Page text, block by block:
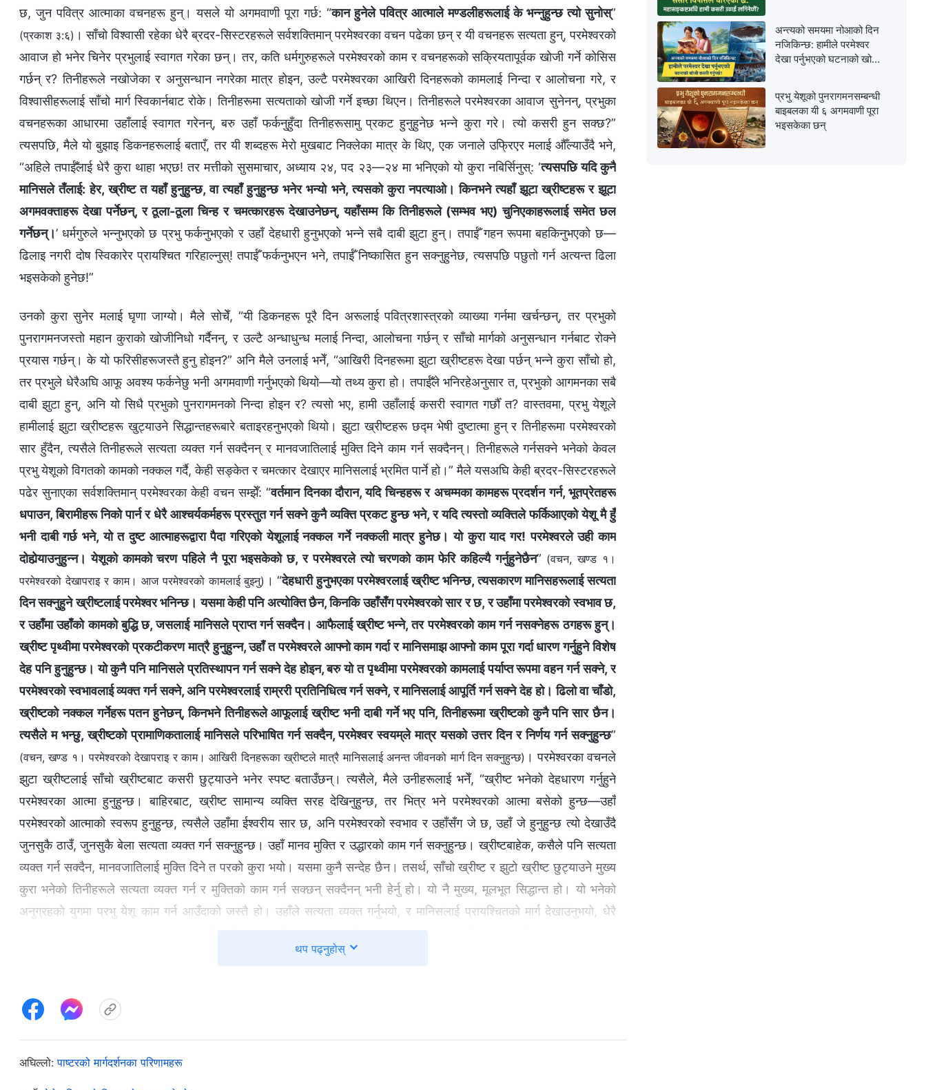
छ, जुन पवित्र आत्माका वचनहरू हुन्। यसले यो अगमवाणी पूरा गर्छ: “कान हुनेले पवित्र आत्माले मण्डलीहरूलाई के भन्‍नुहुन्छ त्यो सुनोस्”
(प्रकाश ३:६) । साँचो विश्‍वासी रहेका धेरै ब्रदर-सिस्टरहरूले सर्वशक्तिमान् परमेश्‍वरका वचन पढेका छन् र यी वचनहरू सत्यता हुन्, परमेश्‍वरको
आवाज हो भनेर चिनेर प्रभुलाई स्वागत गरेका छन्। तर, कति धर्मगुरुहरूले परमेश्‍वरको काम र वचनहरूको सक्रियतापूर्वक खोजी गर्ने कोसिस
गर्छन् र? तिनीहरूले नखोजेका र अनुसन्धान नगरेका मात्र होइन, उल्टै परमेश्‍वरका आखिरी दिनहरूको कामलाई निन्दा र आलोचना गरे, र
विश्‍वासीहरूलाई साँचो मार्ग स्विकार्नबाट रोके। तिनीहरूमा सत्यताको खोजी गर्ने इच्छा थिएन। तिनीहरूले परमेश्‍वरका आवाज सुनेनन्, प्रभुका
वचनहरूका आधारमा उहाँलाई स्वागत गरेनन्, बरु उहाँ फर्कनुहुँदा तिनीहरूसामु प्रकट हुनुहुनेछ भन्‍ने कुरा गरे। त्यो कसरी हुन सक्छ?”
त्यसपछि, मैले यो बुझाइ डिकनहरूलाई बताएँ, तर यी शब्दहरू मेरो मुखबाट निक्लेका मात्र के थिए, एक जनाले उफ्रिएर मलाई औँल्याउँदै भने,
“अहिले तपाईँलाई धेरै कुरा थाहा भएछ! तर मत्तीको सुसमाचार, अध्याय २४, पद २३—२४ मा भनिएको यो कुरा नबिर्सिनुस्: ‘त्यसपछि यदि कुनै
मानिसले तँलाई: हेर, ख्रीष्ट त यहाँ हुनुहुन्छ, वा त्यहाँ हुनुहुन्छ भनेर भन्यो भने, त्यसको कुरा नपत्याओ। किनभने त्यहाँ झूटा ख्रीष्टहरू र झूटा
अगमवक्ताहरू देखा पर्नेछन्, र ठूला-ठूला चिन्ह र चमत्कारहरू देखाउनेछन्, यहाँसम्‍म कि तिनीहरूले (सम्भव भए) चुनिएकाहरूलाई समेत छल
गर्नेछन्।’ धर्मगुरुले भन्नुभएको छ प्रभु फर्कनुभएको र उहाँ देहधारी हुनुभएको भन्‍ने सबै दाबी झुटा हुन्। तपाईँ गहन रूपमा बहकिनुभएको छ—
ढिलाइ नगरी दोष स्विकारेर प्रायश्चित गरिहाल्नुस्! तपाईँ फर्कनुभएन भने, तपाईँ निष्कासित हुन सक्नुहुनेछ, त्यसपछि पछुतो गर्न अत्यन्त ढिला
भइसकेको हुनेछ!”
उनको कुरा सुनेर मलाई घृणा जाग्यो। मैले सोचेँ, “यी डिकनहरू पूरै दिन अरूलाई पवित्रशास्त्रको व्याख्या गर्नमा खर्चन्छन्, तर प्रभुको
पुनरागमनजस्तो महान कुराको खोजीनिधो गर्दैनन्, र उल्टै अन्धाधुन्ध मलाई निन्दा, आलोचना गर्छन् र साँचो मार्गको अनुसन्धान गर्नबाट रोक्ने
प्रयास गर्छन्। के यो फरिसीहरूजस्तै हुनु होइन?” अनि मैले उनलाई भनेँ, “आखिरी दिनहरूमा झुटा ख्रीष्टहरू देखा पर्छन् भन्‍ने कुरा साँचो हो,
तर प्रभुले धेरैअघि आफू अवश्य फर्कनेछु भनी अगमवाणी गर्नुभएको थियो—यो तथ्य कुरा हो। तपाईँले भनिरहेअनुसार त, प्रभुको आगमनका सबै
दाबी झुटा हुन्, अनि यो सिधै प्रभुको पुनरागमनको निन्दा होइन र? त्यसो भए, हामी उहाँलाई कसरी स्वागत गर्छौँ त? वास्तवमा, प्रभु येशूले
हामीलाई झुटा ख्रीष्टहरू खुट्याउने सिद्धान्तहरूबारे बताइरहनुभएको थियो। झुटा ख्रीष्टहरू छद्म भेषी दुष्टात्मा हुन् र तिनीहरूमा परमेश्‍वरको
सार हुँदैन, त्यसैले तिनीहरूले सत्यता व्यक्त गर्न सक्दैनन् र मानवजातिलाई मुक्ति दिने काम गर्न सक्दैनन्। तिनीहरूले गर्नसक्ने भनेको केवल
प्रभु येशूको विगतको कामको नक्कल गर्दै, केही सङ्केत र चमत्कार देखाएर मानिसलाई भ्रमित पार्ने हो।” मैले यसअघि केही ब्रदर-सिस्टरहरूले
पढेर सुनाएका सर्वशक्तिमान् परमेश्‍वरका केही वचन सम्झेँ: “वर्तमान दिनका दौरान, यदि चिन्‍हहरू र अचम्‍मका कामहरू प्रदर्शन गर्न, भूतप्रेतहरू
धपाउन, बिरामीहरू निको पार्न र धेरै आश्‍चर्यकर्महरू प्रस्तुत गर्न सक्‍ने कुनै व्यक्ति प्रकट हुन्छ भने, र यदि त्यस्तो व्यक्तिले फर्किआएको येशू मै हुँ
भनी दाबी गर्छ भने, यो त दुष्ट आत्माहरूद्वारा पैदा गरिएको येशूलाई नक्‍कल गर्ने नक्कली मात्र हुनेछ। यो कुरा याद गर! परमेश्‍वरले उही काम
दोहोर्‍याउनुहुन्‍न। येशूको कामको चरण पहिले नै पूरा भइसकेको छ, र परमेश्‍वरले त्यो चरणको काम फेरि कहिल्यै गर्नुहुनेछैन” (वचन, खण्ड १।
परमेश्‍वरको देखापराइ र काम। आज परमेश्‍वरको कामलाई बुझ्‍नु) । “देहधारी हुनुभएका परमेश्‍वरलाई ख्रीष्‍ट भनिन्छ, त्यसकारण मानिसहरूलाई सत्यता
दिन सक्‍नुहुने ख्रीष्‍टलाई परमेश्‍वर भनिन्छ। यसमा केही पनि अत्योक्ति छैन, किनकि उहाँसँग परमेश्‍वरको सार र छ, र उहाँमा परमेश्‍वरको स्वभाव छ,
र उहाँमा उहाँको कामको बुद्धि छ, जसलाई मानिसले प्राप्त गर्न सक्दैन। आफैलाई ख्रीष्‍ट भन्‍ने, तर परमेश्‍वरको काम गर्न नसक्‍नेहरू ठगहरू हुन्।
ख्रीष्‍ट पृथ्वीमा परमेश्‍वरको प्रकटीकरण मात्रै हुनुहुन्‍न, उहाँ त परमेश्वरले आफ्‍नो काम गर्दा र मानिसमाझ आफ्नो काम पूरा गर्दा धारण गर्नुहुने विशेष
देह पनि हुनुहुन्छ। यो कुनै पनि मानिसले प्रतिस्थापन गर्न सक्‍ने देह होइन, बरु यो त पृथ्वीमा परमेश्‍वरको कामलाई पर्याप्त रूपमा वहन गर्न सक्‍ने, र
परमेश्‍वरको स्वभावलाई व्यक्त गर्न सक्‍ने, अनि परमेश्‍वरलाई राम्ररी प्रतिनिधित्व गर्न सक्‍ने, र मानिसलाई आपूर्ति गर्न सक्‍ने देह हो। ढिलो वा चाँडो,
ख्रीष्‍टको नक्‍कल गर्नेहरू पतन हुनेछन्, किनभने तिनीहरूले आफूलाई ख्रीष्‍ट भनी दाबी गर्ने भए पनि, तिनीहरूमा ख्रीष्‍टको कुनै पनि सार छैन।
त्यसैले म भन्छु, ख्रीष्‍टको प्रामाणिकतालाई मानिसले परिभाषित गर्न सक्दैन, परमेश्‍वर स्वयम्‌ले मात्र यसको उत्तर दिन र निर्णय गर्न सक्‍नुहुन्छ”
(वचन, खण्ड १। परमेश्‍वरको देखापराइ र काम। आखिरी दिनहरूका ख्रीष्‍टले मात्रै मानिसलाई अनन्त जीवनको मार्ग दिन सक्‍नुहुन्छ) । परमेश्‍वरका वचनले
झुटा ख्रीष्टलाई साँचो ख्रीष्टबाट कसरी छुट्याउने भनेर स्पष्ट बताउँछन्। त्यसैले, मैले उनीहरूलाई भनेँ, “ख्रीष्ट भनेको देहधारण गर्नुहुने
परमेश्‍वरका आत्मा हुनुहुन्छ। बाहिरबाट, ख्रीष्ट सामान्य व्यक्ति सरह देखिनुहुन्छ, तर भित्र भने परमेश्‍वरको आत्मा बसेको हुन्छ—उहाँ
परमेश्‍वरको आत्माको स्वरूप हुनुहुन्छ, त्यसैले उहाँमा ईश्‍वरीय सार छ, अनि परमेश्‍वरको स्वभाव र उहाँसँग जे छ, उहाँ जे हुनुहुन्छ त्यो देखाउँदै
जुनसुकै ठाउँ, जुनसुकै बेला सत्यता व्यक्त गर्न सक्नुहुन्छ। उहाँ मानव मुक्ति र उद्धारको काम गर्न सक्नुहुन्छ। ख्रीष्टबाहेक, कसैले पनि सत्यता
व्यक्त गर्न सक्दैन, मानवजातिलाई मुक्ति दिने त परको कुरा भयो। यसमा कुनै सन्देह छैन। तसर्थ, साँचो ख्रीष्ट र झुटो ख्रीष्ट छुट्याउने मुख्य
कुरा भनेको तिनीहरूले सत्यता व्यक्त गर्न र मुक्तिको काम गर्न सक्छन् सक्दैनन् भनी हेर्नु हो। यो नै मुख्य, मूलभूत सिद्धान्त हो। यो भनेको
अनुग्रहको युगमा प्रभु येशू काम गर्न आउँदाको जस्तै हो। उहाँले सत्यता व्यक्त गर्नुभयो, र मानिसलाई प्रायश्चितको मार्ग देखाउनुभयो, धेरै
प्रायश्चित गरेर, हाम्रो पापलाई क्षमा गरियो र हामीले आफ्ना हृदयमा शान्ति र आनन्दको भाव पायौँ। प्रभु येशूको काम र वचन शक्ति र
ख्रीष्ट र परमेश्‍वरको देखापराइ हुनहुन्थ्यो भन्‍ने थाहा छ। अहिले सर्वशक्तिमान् परमेश्‍वर, आखिरी दिनहरूका ख्रीष्ट आउनुभएको छ, न्यायको
काम गर्दै हुनुहुन्छ, मानवजातिलाई धुने र मुक्ति दिने सबै सत्यता व्यक्त गर्दै हुनुहुन्छ। उहाँले परमेश्‍वरको कामका तीन चरण, उहाँको देहधारण
जस्ता सत्यताका कैयौँ रहस्य खोल्नुभएको मात्र होइन, उहाँले शैतानद्वारा मानवजाति भ्रष्ट तुल्याउने जडको पनि खुलासा गर्नुभएको छ।
सर्वशक्तिमान् परमेश्‍वरको न्याय र खुलासामार्फत हामीले हाम्रा पापको जड बुझ्न र हाम्रा शैतानी प्रकृति प्रस्ट देख्न, हृदयदेखि नै आफूलाई
थप पढ्नुहोस्
अघिल्लो:पाष्टरको मार्गदर्शनका परिणामहरू
अन्त्यको समयमा नोआको दिन
नजिकिन्छ: हामीले परमेश्‍वर
देखा पर्नुभएको घटनाको खोजी
प्रभु येशूको पुनरागमनसम्‍बन्धी
बाइबलका यी ६ अगमवाणी पूरा
भइसकेका छन्